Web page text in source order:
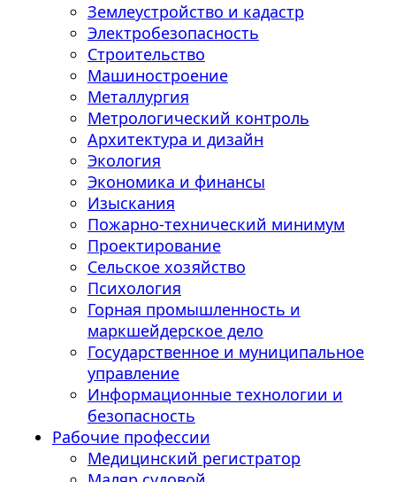
Землеустройство и кадастр
Электробезопасность
Строительство
Машиностроение
Металлургия
Метрологический контроль
Архитектура и дизайн
Экология
Экономика и финансы
Изыскания
Пожарно-технический минимум
Проектирование
Сельское хозяйство
Психология
Горная промышленность и
маркшейдерское дело
Государственное и муниципальное
управление
Информационные технологии и
безопасность
Рабочие профессии
Медицинский регистратор